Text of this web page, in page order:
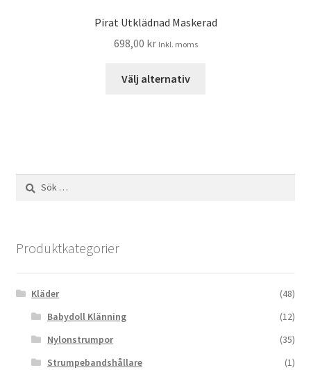
Pirat Utklädnad Maskerad
698,00 kr Inkl. moms
Välj alternativ
efter:
Produktkategorier
Kläder
(48)
Babydoll Klänning
(12)
Nylonstrumpor
(35)
Strumpebandshållare
(1)